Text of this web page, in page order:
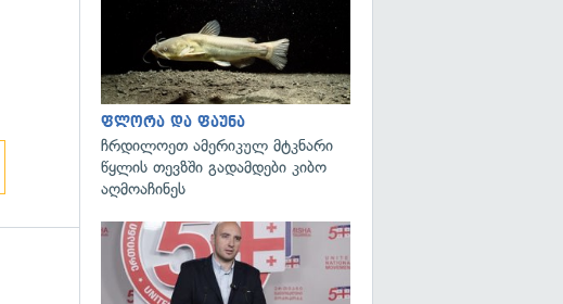
ფლორა და ფაუნა
ჩრდილოეთ ამერიკულ მტკნარი
წყლის თევზში გადამდები კიბო
აღმოაჩინეს